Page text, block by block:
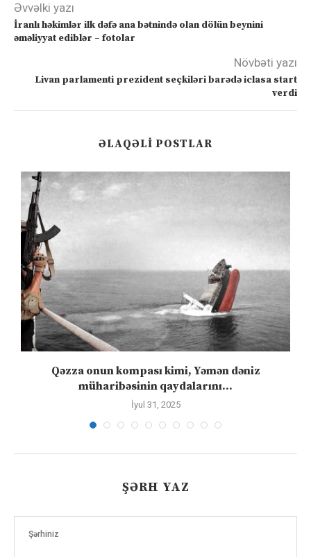
Əvvəlki yazı
İranlı həkimlər ilk dəfə ana bətnində olan dölün beynini
əməliyyat ediblər – fotolar
Növbəti yazı
Livan parlamenti prezident seçkiləri barədə iclasa start
verdi
ƏLAQƏLI POSTLAR
Qəzza onun kompası kimi, Yəmən dəniz
müharibəsinin qaydalarını...
İyul 31, 2025
ŞƏRH YAZ